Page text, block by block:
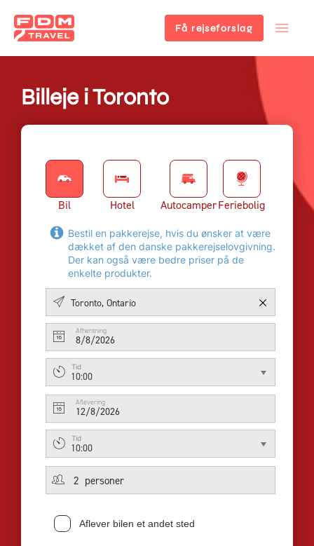
hovedindhold
Få rejseforslag
Billeje i Toronto
Bil Hotel AutocamperFeriebolig
Bestil en pakkerejse, hvis du ønsker at være
dækket af den danske pakkerejselovgivning.
Der kan også være bedre priser på de
enkelte produkter.
Afhentning
8/8/2026
Tid
10:00
Aflevering
12/8/2026
Tid
10:00
Aflever bilen et andet sted